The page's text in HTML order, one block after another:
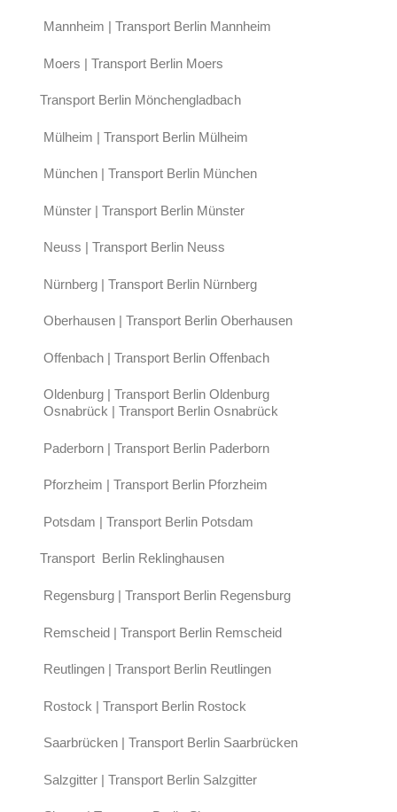
Mannheim | Transport Berlin Mannheim
Moers | Transport Berlin Moers
Transport Berlin Mönchengladbach
Mülheim | Transport Berlin Mülheim
München | Transport Berlin München
Münster | Transport Berlin Münster
Neuss | Transport Berlin Neuss
Nürnberg | Transport Berlin Nürnberg
Oberhausen | Transport Berlin Oberhausen
Offenbach | Transport Berlin Offenbach
Oldenburg | Transport Berlin Oldenburg
Osnabrück | Transport Berlin Osnabrück
Paderborn | Transport Berlin Paderborn
Pforzheim | Transport Berlin Pforzheim
Potsdam | Transport Berlin Potsdam
Transport Berlin Reklinghausen
Regensburg | Transport Berlin Regensburg
Remscheid | Transport Berlin Remscheid
Reutlingen | Transport Berlin Reutlingen
Rostock | Transport Berlin Rostock
Saarbrücken | Transport Berlin Saarbrücken
Salzgitter | Transport Berlin Salzgitter